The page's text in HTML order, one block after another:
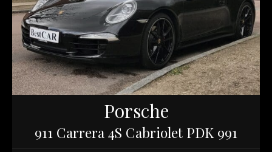
Porsche
911 Carrera 4S Cabriolet PDK 991